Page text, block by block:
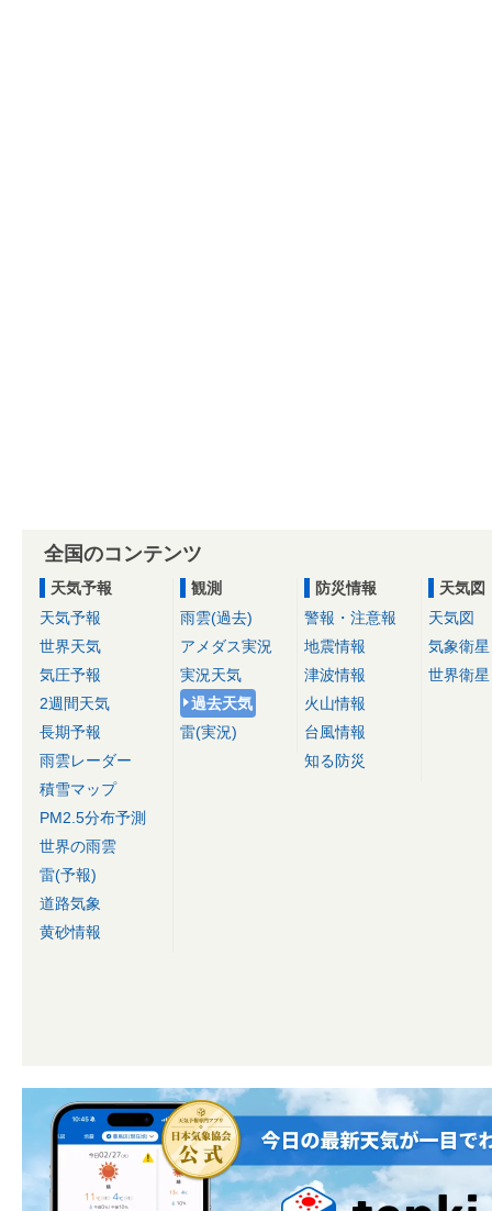
全国のコンテンツ
天気予報
天気予報
世界天気
気圧予報
2週間天気
長期予報
雨雲レーダー
積雪マップ
PM2.5分布予測
世界の雨雲
雷(予報)
道路気象
黄砂情報
観測
雨雲(過去)
アメダス実況
実況天気
過去天気
雷(実況)
防災情報
警報・注意報
地震情報
津波情報
火山情報
台風情報
知る防災
天気図
天気図
気象衛星
世界衛星